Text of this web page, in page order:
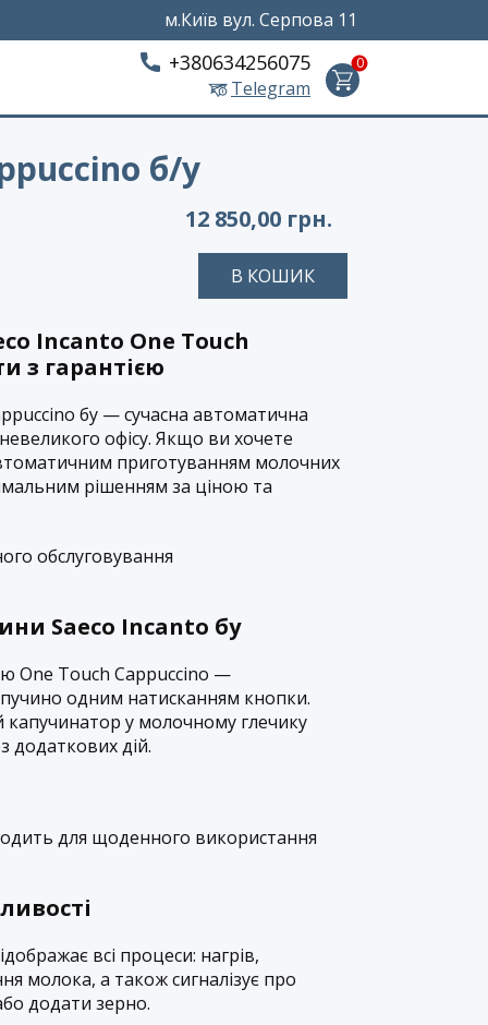
м.Київ вул. Серпова 11
0
Telegram
+380634256075
б/у
12 850,00 грн.
В КОШИК​
Incanto One Touch
з гарантією
бу — сучасна автоматична
офісу. Якщо ви хочете
приготуванням молочних
рішенням за ціною та
обслуговування
Saeco Incanto бу
One Touch Cappuccino —
одним натисканням кнопки.
у молочному глечику
додаткових дій.
для щоденного використання
всі процеси: нагрів,
молока, а також сигналізує про
додати зерно.